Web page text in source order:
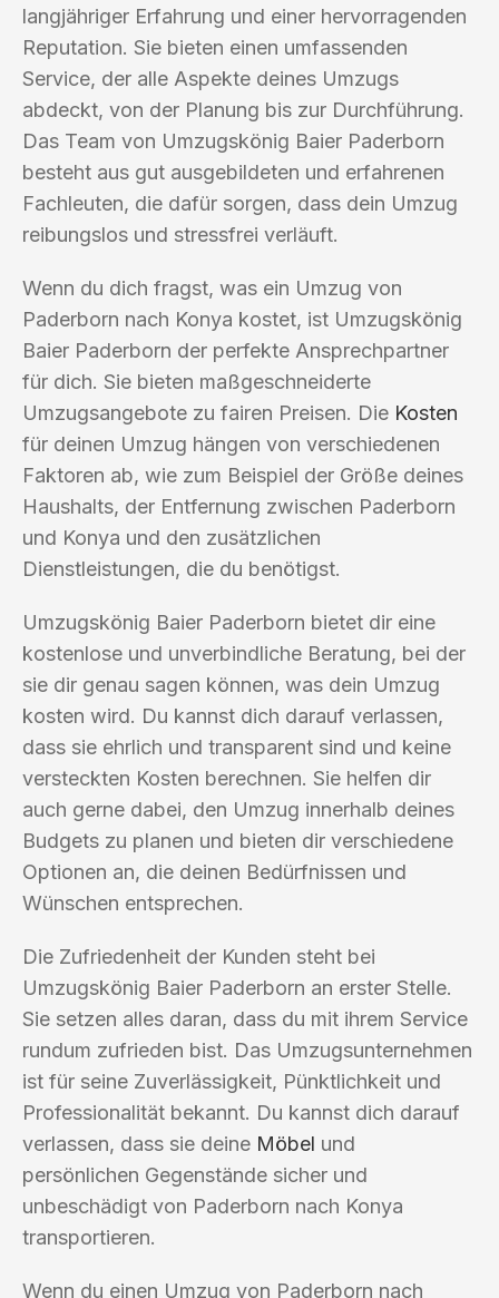
langjähriger Erfahrung und einer hervorragenden
Reputation. Sie bieten einen umfassenden
Service, der alle Aspekte deines Umzugs
abdeckt, von der Planung bis zur Durchführung.
Das Team von Umzugskönig Baier Paderborn
besteht aus gut ausgebildeten und erfahrenen
Fachleuten, die dafür sorgen, dass dein Umzug
reibungslos und stressfrei verläuft.
Wenn du dich fragst, was ein Umzug von
Paderborn nach Konya kostet, ist Umzugskönig
Baier Paderborn der perfekte Ansprechpartner
für dich. Sie bieten maßgeschneiderte
Umzugsangebote zu fairen Preisen. Die Kosten
für deinen Umzug hängen von verschiedenen
Faktoren ab, wie zum Beispiel der Größe deines
Haushalts, der Entfernung zwischen Paderborn
und Konya und den zusätzlichen
Dienstleistungen, die du benötigst.
Umzugskönig Baier Paderborn bietet dir eine
kostenlose und unverbindliche Beratung, bei der
sie dir genau sagen können, was dein Umzug
kosten wird. Du kannst dich darauf verlassen,
dass sie ehrlich und transparent sind und keine
versteckten Kosten berechnen. Sie helfen dir
auch gerne dabei, den Umzug innerhalb deines
Budgets zu planen und bieten dir verschiedene
Optionen an, die deinen Bedürfnissen und
Wünschen entsprechen.
Die Zufriedenheit der Kunden steht bei
Umzugskönig Baier Paderborn an erster Stelle.
Sie setzen alles daran, dass du mit ihrem Service
rundum zufrieden bist. Das Umzugsunternehmen
ist für seine Zuverlässigkeit, Pünktlichkeit und
Professionalität bekannt. Du kannst dich darauf
verlassen, dass sie deine Möbel und
persönlichen Gegenstände sicher und
unbeschädigt von Paderborn nach Konya
transportieren.
Wenn du einen Umzug von Paderborn nach